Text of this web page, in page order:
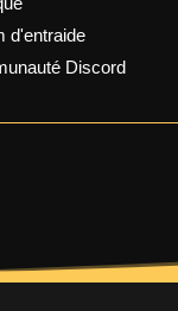
d'entraide
Discord